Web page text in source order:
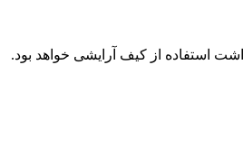
استفاده از کیف آرایشی خواهد بود.